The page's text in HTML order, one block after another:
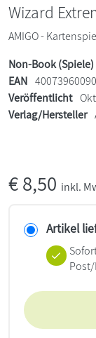
Wizard
AMIGO -
Non-Book (Spiele)
EAN
Veröffentlicht
Verlag/Hersteller
€8,50 inkl.
Artikel